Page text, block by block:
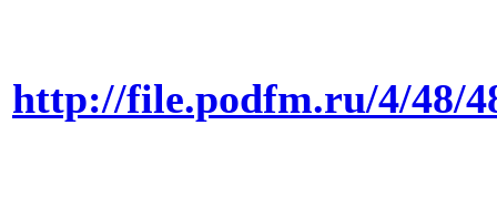
http://file.podfm.ru/4/48/